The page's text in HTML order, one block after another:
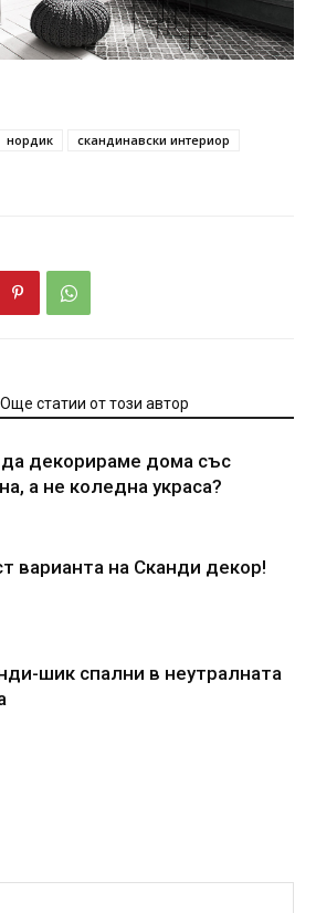
нордик
скандинавски интериор
Още статии от този автор
да декорираме дома със
а не коледна украса?
варианта на Сканди декор!
шик спални в неутралната